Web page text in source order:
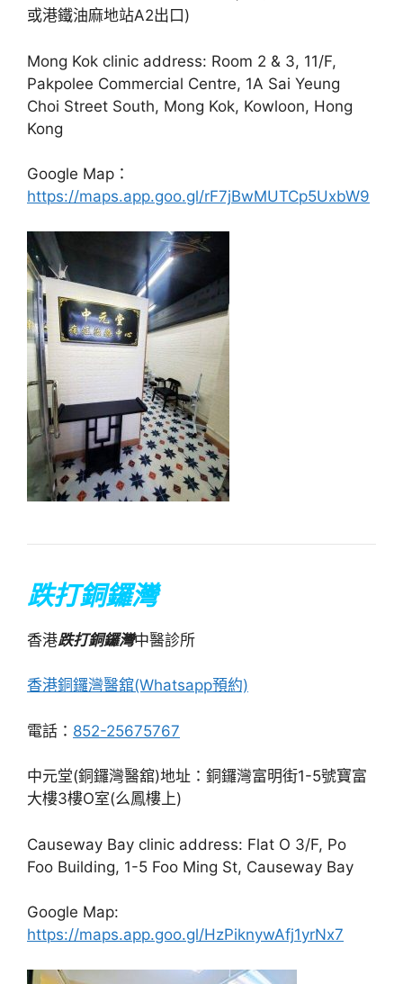
或港鐵油麻地站A2出口)
Mong Kok clinic address: Room 2 & 3, 11/F,
Pakpolee Commercial Centre, 1A Sai Yeung
Choi Street South, Mong Kok, Kowloon, Hong
Kong
Google Map：
https://maps.app.goo.gl/rF7jBwMUTCp5UxbW9
跌打銅鑼灣
香港跌打銅鑼灣中醫診所
香港銅鑼灣醫舘(Whatsapp預約)
電話： 852-25675767
中元堂(銅鑼灣醫舘)地址：銅鑼灣富明街1-5號寶富
大樓3樓O室(么鳳樓上)
Causeway Bay clinic address: Flat O 3/F, Po
Foo Building, 1-5 Foo Ming St, Causeway Bay
Google Map:
https://maps.app.goo.gl/HzPiknywAfj1yrNx7